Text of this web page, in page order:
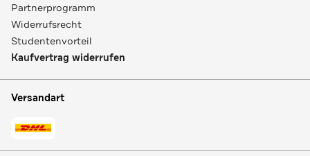
Partnerprogramm
Widerrufsrecht
Studentenvorteil
Kaufvertrag widerrufen
Versandart